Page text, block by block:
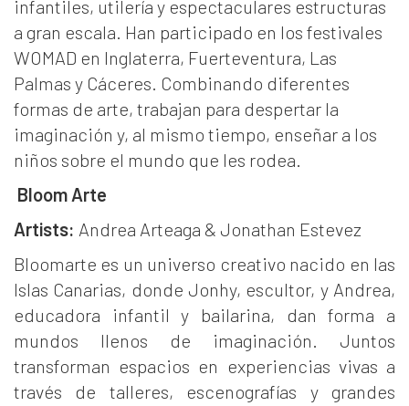
infantiles, utilería y espectaculares estructuras
a gran escala. Han participado en los festivales
WOMAD en Inglaterra, Fuerteventura, Las
Palmas y Cáceres. Combinando diferentes
formas de arte, trabajan para despertar la
imaginación y, al mismo tiempo, enseñar a los
niños sobre el mundo que les rodea.
Bloom Arte
Artists: Andrea Arteaga & Jonathan Estevez
Bloomarte es un universo creativo nacido en las
Islas Canarias, donde Jonhy, escultor, y Andrea,
educadora infantil y bailarina, dan forma a
mundos llenos de imaginación. Juntos
transforman espacios en experiencias vivas a
través de talleres, escenografías y grandes